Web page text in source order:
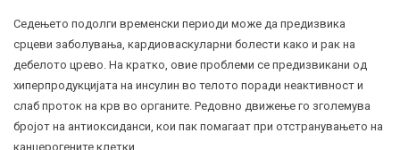
Седењето подолги временски периоди може да предизвика
срцеви заболувања, кардиоваскуларни болести како и рак на
дебелото црево. На кратко, овие проблеми се предизвикани од
хиперпродукцијата на инсулин во телото поради неактивност и
слаб проток на крв во органите. Редовно движење го зголемува
бројот на антиоксиданси, кои пак помагаат при отстранувањето на
канцерогените клетки.